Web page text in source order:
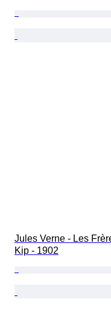
Jules Verne - Les
Kip - 1902